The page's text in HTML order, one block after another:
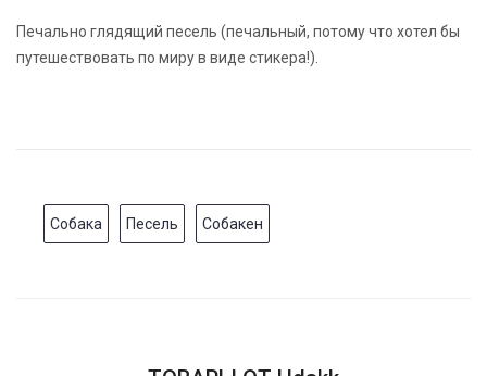
Печально глядящий песель (печальный, потому что хотел бы
путешествовать по миру в виде стикера!).
Собака Песель Собакен